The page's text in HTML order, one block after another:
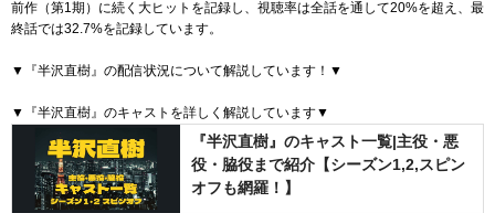
前作（第1期）に続く大ヒットを記録し、視聴率は全話を通して20%を超え、最
終話では32.7%を記録しています。
▼『半沢直樹』の配信状況について解説しています！▼
▼『半沢直樹』のキャストを詳しく解説しています▼
『半沢直樹』のキャスト一覧|主役・悪
役・脇役まで紹介【シーズン1,2,スピン
オフも網羅！】